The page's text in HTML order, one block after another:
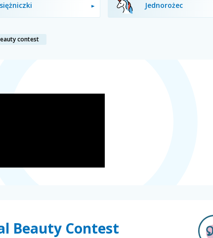
Jednorożec
contest
Beauty Contest